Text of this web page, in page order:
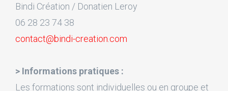
Bindi Création / Donatien Leroy
06 28 23 74 38
contact@bindi-creation.com
> Informations pratiques :
Les formations sont individuelles ou en groupe et